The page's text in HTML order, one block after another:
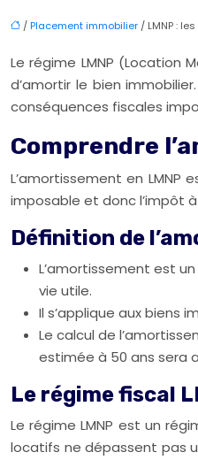
/Placement immobilier / LMNP :
Le régime LMNP
d’amortir le bien
conséquences fiscales
Comprendre
L’amortissement en
imposable et donc l’impôt
Définition de
L’amortissement est
vie utile.
Il s’applique aux biens
Le calcul de
estimée à 50 ans sera
Le régime fiscal
Le régime LMNP est un
locatifs ne dépassent pas